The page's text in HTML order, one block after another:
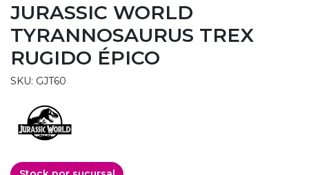
JURASSIC WORLD
TYRANNOSAURUS TREX
RUGIDO ÉPICO
SKU: GJT60